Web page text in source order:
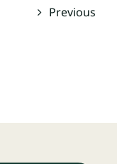
Previous